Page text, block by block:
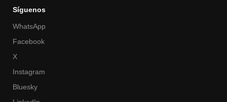
Síguenos
WhatsApp
Facebook
X
Instagram
Bluesky